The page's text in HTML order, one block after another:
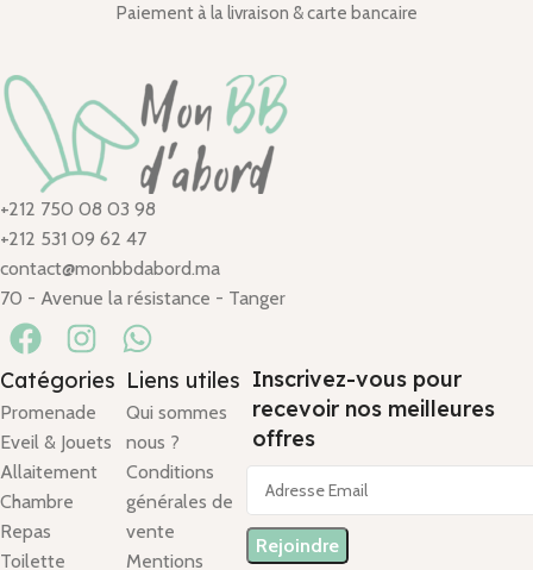
Paiement à la livraison & carte bancaire
+212 750 08 03 98
+212 531 09 62 47
contact@monbbdabord.ma
70 - Avenue la résistance - Tanger
Catégories
Promenade
Eveil & Jouets
Allaitement
Chambre
Repas
Toilette
Liens utiles
Qui sommes
nous ?
Conditions
générales de
vente
Mentions
Inscrivez-vous pour
recevoir nos meilleures
offres